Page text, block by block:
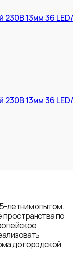
13мм 36
13мм 36
летним опытом.
по
до городской